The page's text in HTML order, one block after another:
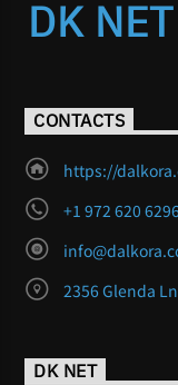
DK
CONTACTS
https://
+1 972 620 6296
2356 Glenda
DK NET